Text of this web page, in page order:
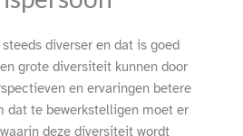
diverser en dat is goed
grote diversiteit kunnen door
en ervaringen betere
dat te bewerkstelligen moet er
deze diversiteit wordt